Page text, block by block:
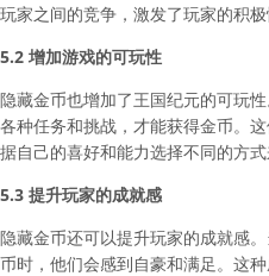
玩家之间的竞争，激发了玩家的积极
5.2 增加游戏的可玩性
隐藏金币也增加了王国纪元的可玩
各种任务和挑战，才能获得金币。
据自己的喜好和能力选择不同的方式
5.3 提升玩家的成就感
隐藏金币还可以提升玩家的成就感
币时，他们会感到自豪和满足。这